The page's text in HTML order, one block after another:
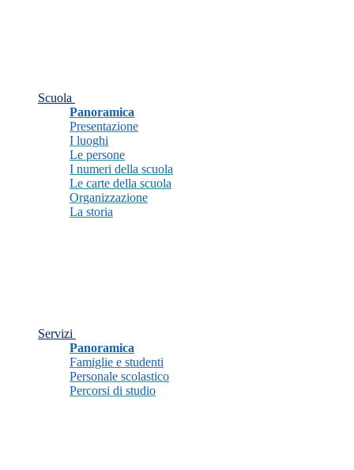
Scuola
Panoramica
Presentazione
I luoghi
Le persone
I numeri della scuola
Le carte della scuola
Organizzazione
La storia
Servizi
Panoramica
Famiglie e studenti
Personale scolastico
Percorsi di studio